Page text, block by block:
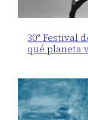
30° Festival
qué planeta